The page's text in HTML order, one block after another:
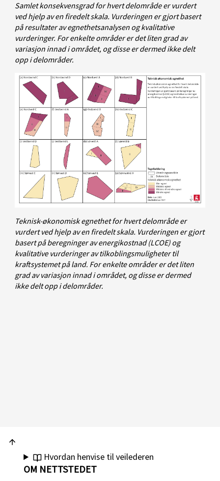
Samlet konsekvensgrad for hvert delområde er vurdert
ved hjelp av en firedelt skala. Vurderingen er gjort basert
på resultater av egnethetsanalysen og kvalitative
vurderinger. For enkelte områder er det liten grad av
variasjon innad i området, og disse er dermed ikke delt
opp i delområder.
Teknisk-økonomisk egnethet for hvert delområde er
vurdert ved hjelp av en firedelt skala. Vurderingen er gjort
basert på beregninger av energikostnad (LCOE) og
kvalitative vurderinger av tilkoblingsmuligheter til
kraftsystemet på land. For enkelte områder er det liten
grad av variasjon innad i området, og disse er dermed
ikke delt opp i delområder.
Hvordan henvise til veilederen
OM NETTSTEDET